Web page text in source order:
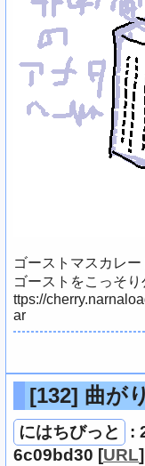
ゴーストマスカレ
ゴーストをこっそり
ttps://
ar
[132] 曲が
にはちびっと
:
6c09bd30 [URL]